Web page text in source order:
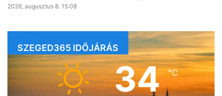
2026, augusztus 8. 15:08
SZEGED365 IDŐJÁRÁS
34℃